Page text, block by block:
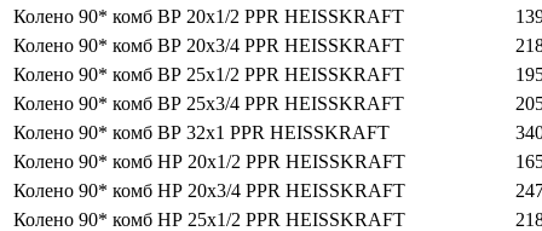
Колено 90* комб ВР 20x1/2 PPR HEISSKRAFT
Колено 90* комб ВР 20x3/4 PPR HEISSKRAFT
Колено 90* комб ВР 25x1/2 PPR HEISSKRAFT
Колено 90* комб ВР 25x3/4 PPR HEISSKRAFT
Колено 90* комб ВР 32x1 PPR HEISSKRAFT
Колено 90* комб НР 20x1/2 PPR HEISSKRAFT
Колено 90* комб НР 20х3/4 PPR HEISSKRAFT
Колено 90* комб НР 25х1/2 PPR HEISSKRAFT